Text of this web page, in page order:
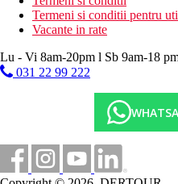
Termeni si conditii pentru
Vacante in rate
Lu - Vi 8am-20pm l Sb 9am-18
031 22 99 222